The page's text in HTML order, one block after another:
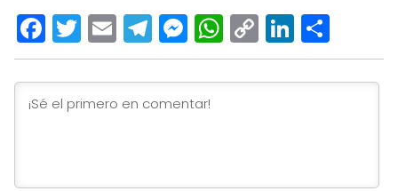
Facebook
Twitter
EmailTelegram
Messenger
WhatsApp
Copy
Link